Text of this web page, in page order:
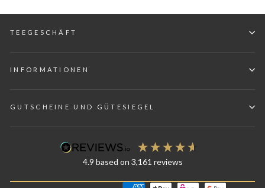
TEEGESCHÄFT
INFORMATIONEN
GUTSCHEINE UND GÜTESIEGEL
4.9 based on 3,161 reviews